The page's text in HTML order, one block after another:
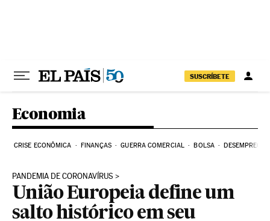
SUSCRÍBETE
Economia
CRISE ECONÔMICA FINANÇAS GUERRA COMERCIAL BOLSA DESEMPREGO
PANDEMIA DE CORONAVÍRUS
União Europeia define um
salto histórico em seu